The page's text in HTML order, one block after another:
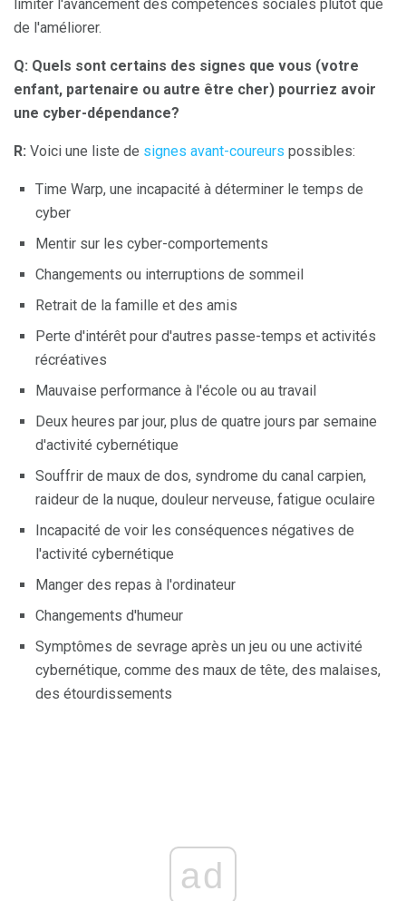
limiter l'avancement des compétences sociales plutôt que
de l'améliorer.
Q: Quels sont certains des signes que vous (votre
enfant, partenaire ou autre être cher) pourriez avoir
une cyber-dépendance?
R: Voici une liste de signes avant-coureurs possibles:
Time Warp, une incapacité à déterminer le temps de
cyber
Mentir sur les cyber-comportements
Changements ou interruptions de sommeil
Retrait de la famille et des amis
Perte d'intérêt pour d'autres passe-temps et activités
récréatives
Mauvaise performance à l'école ou au travail
Deux heures par jour, plus de quatre jours par semaine
d'activité cybernétique
Souffrir de maux de dos, syndrome du canal carpien,
raideur de la nuque, douleur nerveuse, fatigue oculaire
Incapacité de voir les conséquences négatives de
l'activité cybernétique
Manger des repas à l'ordinateur
Changements d'humeur
Symptômes de sevrage après un jeu ou une activité
cybernétique, comme des maux de tête, des malaises,
des étourdissements
ad